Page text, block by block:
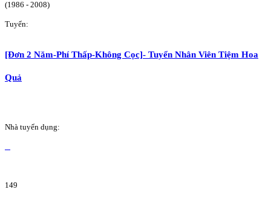
(1986 - 2008)
Tuyển:
[Đơn 2 Năm-Phí Thấp-Không Cọc]- Tuyển Nhân Viên Tiệm Hoa
Quả
Nhà tuyển dụng:
149